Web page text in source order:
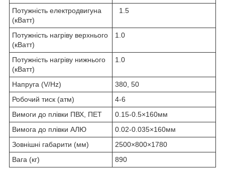
Потужність електродвигуна
(кВатт)
1.5
Потужність нагріву верхнього
(кВатт)
1.0
Потужність нагріву нижнього
(кВатт)
1.0
Напруга (V/Hz)
380, 50
Робочий тиск (атм)
4-6
Вимоги до плівки ПВХ, ПЕТ
0.15-0.5×160мм
Вимога до плівки АЛЮ
0.02-0.035×160мм
Зовнішні габарити (мм)
2500×800×1780
Вага (кг)
890